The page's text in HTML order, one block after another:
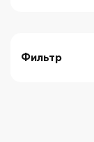
Фильтр